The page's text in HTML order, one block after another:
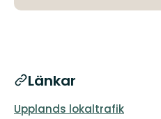
Länkar
Upplands lokaltrafik